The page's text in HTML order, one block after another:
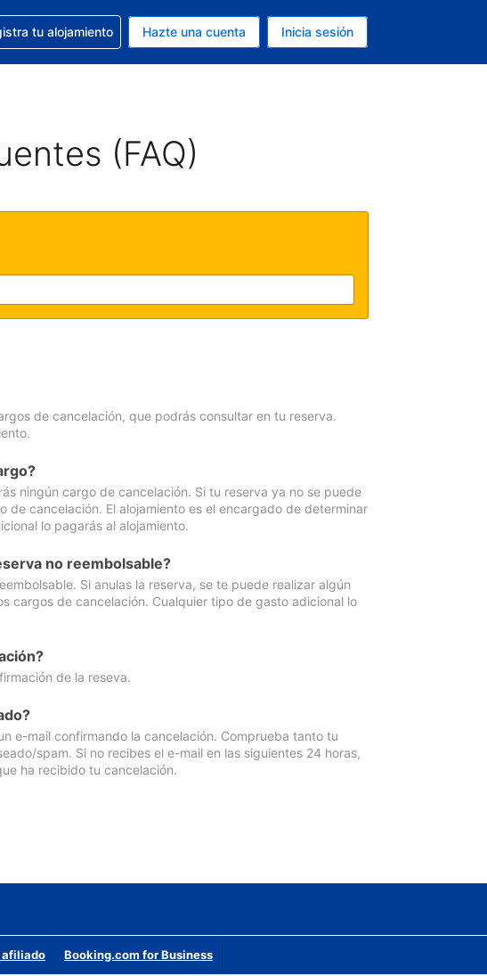
actual es Dólar de EEUU
prefieres. Tu idioma actual es Español
ayuda con la reserva
tu alojamiento Hazte una cuenta Inicia sesión
(FAQ)
de cancelación, que podrás consultar en tu reserva.
ningún cargo de cancelación. Si tu reserva ya no se puede
cancelación. El alojamiento es el encargado de determinar
lo pagarás al alojamiento.
no reembolsable?
Si anulas la reserva, se te puede realizar algún
cargos de cancelación. Cualquier tipo de gasto adicional lo
de la reseva.
e-mail confirmando la cancelación. Comprueba tanto tu
spam. Si no recibes el e-mail en las siguientes 24 horas,
ha recibido tu cancelación.
afiliado Booking.com for Business